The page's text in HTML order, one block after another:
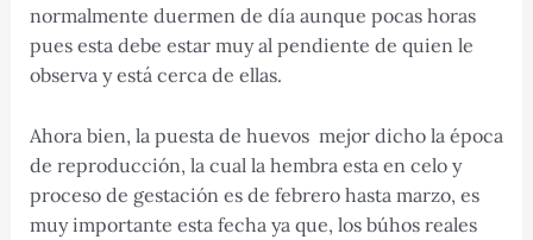
normalmente duermen de día aunque pocas horas
pues esta debe estar muy al pendiente de quien le
observa y está cerca de ellas.
Ahora bien, la puesta de huevos mejor dicho la época
de reproducción, la cual la hembra esta en celo y
proceso de gestación es de febrero hasta marzo, es
muy importante esta fecha ya que, los búhos reales